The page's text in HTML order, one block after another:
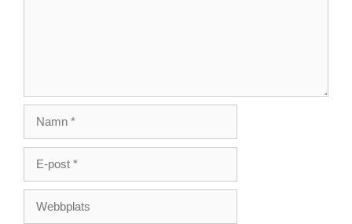
post